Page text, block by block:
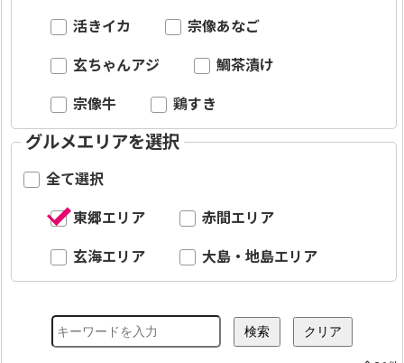
活きイカ 宗像あなご
玄ちゃんアジ 鯛茶漬け
宗像牛 鶏すき
グルメエリアを選択
全て選択
東郷エリア 赤間エリア
玄海エリア 大島・地島エリア